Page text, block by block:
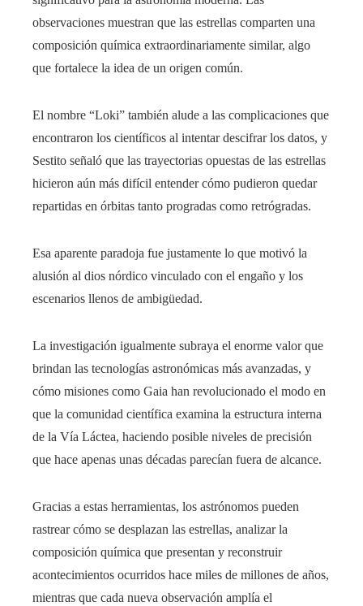
observaciones muestran que las estrellas comparten una
composición química extraordinariamente similar, algo
que fortalece la idea de un origen común.
El nombre “Loki” también alude a las complicaciones que
encontraron los científicos al intentar descifrar los datos, y
Sestito señaló que las trayectorias opuestas de las estrellas
hicieron aún más difícil entender cómo pudieron quedar
repartidas en órbitas tanto progradas como retrógradas.
Esa aparente paradoja fue justamente lo que motivó la
alusión al dios nórdico vinculado con el engaño y los
escenarios llenos de ambigüedad.
La investigación igualmente subraya el enorme valor que
brindan las tecnologías astronómicas más avanzadas, y
cómo misiones como Gaia han revolucionado el modo en
que la comunidad científica examina la estructura interna
de la Vía Láctea, haciendo posible niveles de precisión
que hace apenas unas décadas parecían fuera de alcance.
Gracias a estas herramientas, los astrónomos pueden
rastrear cómo se desplazan las estrellas, analizar la
composición química que presentan y reconstruir
acontecimientos ocurridos hace miles de millones de años,
mientras que cada nueva observación amplía el